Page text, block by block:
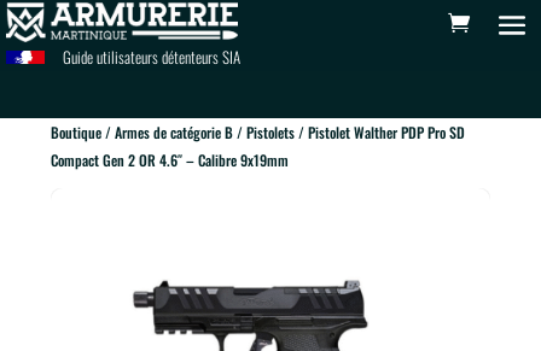
Guide utilisateurs détenteurs SIA
Boutique/Armes de catégorie B/Pistolets/ Pistolet Walther PDP Pro SD
Compact Gen 2 OR 4.6″ – Calibre 9x19mm